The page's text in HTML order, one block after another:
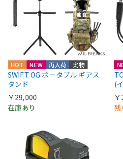
HOT NEW 再入荷 実物
SWIFT OG ポータブル ギアス
タンド
￥29,000
在庫あり
(
残